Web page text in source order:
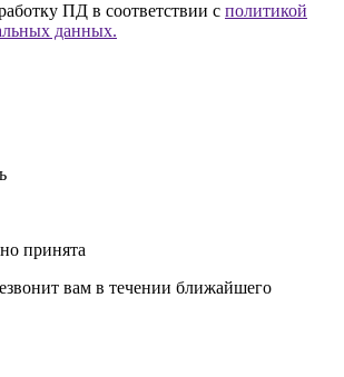
ПД в соответствии с политикой
данных.
принята
вам в течении ближайшего